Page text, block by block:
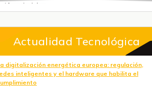
Actualidad Tecnológica
en automatización industrial para 2026 y
allá
fuerzas convergen ahora mismo: la IA está